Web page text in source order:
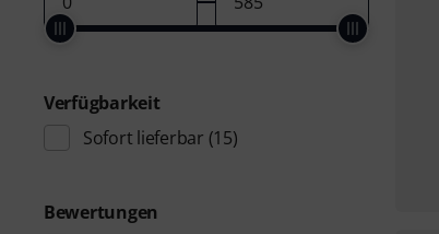
Verfügbarkeit
Sofort lieferbar (15)
Bewertungen